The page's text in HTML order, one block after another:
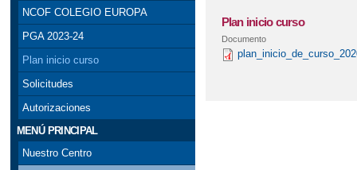
NCOF COLEGIO EUROPA
PGA 2023-24
Plan inicio curso
Solicitudes
Autorizaciones
MENÚ PRINCIPAL
Nuestro Centro
Plan inicio curso
Documento